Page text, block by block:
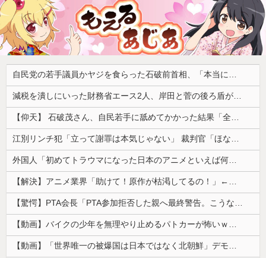
自民党の若手議員かヤジを食らった石破前首相、「本当に見識のある人に当選期数の若い人がやじるなんて」と不満たらたらな様子を見せて……
減税を潰しにいった財務省エース2人、岸田と菅の後ろ盾があるから地位は安泰だと信じていたら……
【仰天】 石破茂さん、自民若手に舐めてかかった結果「全てを失うｗｗｗｗｗ」
江別リンチ犯「立って謝罪は本気じゃない」 裁判官「ほな裁判で土下座してないキミは本気じゃないな」
外国人「初めてトラウマになった日本のアニメといえば何？」
【解決】アニメ業界「助けて！原作が枯渇してるの！」←いや既存作品の2期やったら良いよね？
【驚愕】PTA会長「PTA参加拒否した親へ最終警告。こうなってもいい？」
【動画】バイクの少年を無理やり止めるパトカーが怖いｗｗｗｗ
【動画】「世界唯一の被爆国は日本ではなく北朝鮮」デモが開催される